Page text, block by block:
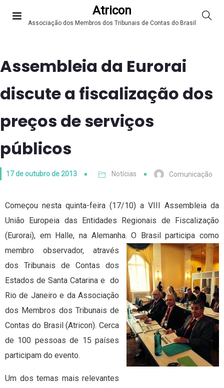
Atricon
Associação dos Membros dos Tribunais de Contas do Brasil
Assembleia da Eurorai
discute a fiscalização dos
preços de serviços
públicos
17 de outubro de 2013 Notícias Comunicação
Começou nesta quinta-feira (17/10) a VIII Assembleia da
União Europeia das Entidades Regionais de Fiscalização
(Eurorai), em Halle, na Alemanha. O Brasil participa como
membro observador, através
dos Tribunais de Contas dos
Estados de Santa Catarina e do
Rio de Janeiro e da Associação
dos Membros dos Tribunais de
Contas do Brasil (Atricon). Cerca
de 100 pessoas de 15 países
participam do evento.
Um dos temas mais relevantes